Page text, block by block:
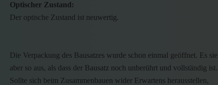
Optischer Zustand:
Der optische Zustand ist neuwertig.
Die Verpackung des Bausatzes wurde schon einmal geöffnet. Es
aber so aus, als dass der Bausatz noch unberührt und vollständig ist.
Sollte sich beim Zusammenbauen wider Erwartens herausstellen,